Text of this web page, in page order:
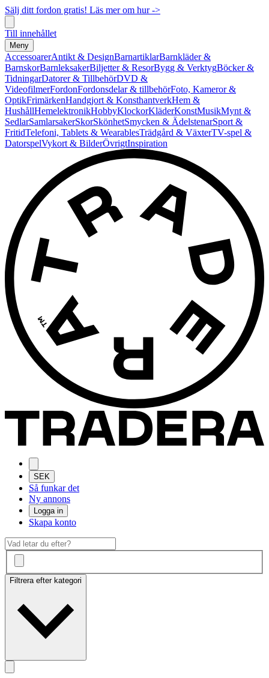
Sälj ditt fordon gratis! Läs mer om hur ->
Till innehållet
Meny
AccessoarerAntikt & DesignBarnartiklarBarnkläder &
BarnskorBarnleksakerBiljetter & ResorBygg & VerktygBöcker &
TidningarDatorer & TillbehörDVD &
VideofilmerFordonFordonsdelar & tillbehörFoto, Kameror &
OptikFrimärkenHandgjort & KonsthantverkHem &
HushållHemelektronikHobbyKlockorKläderKonstMusikMynt &
SedlarSamlarsakerSkorSkönhetSmycken & ÄdelstenarSport &
FritidTelefoni, Tablets & WearablesTrädgård & VäxterTV-spel &
DatorspelVykort & BilderÖvrigtInspiration
SEK
Så funkar det
Ny annons
Logga in
Skapa konto
Filtrera efter kategori